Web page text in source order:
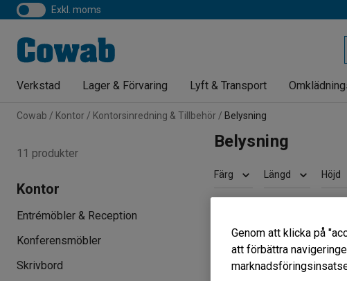
exkl. moms
Verkstad Lager & Förvaring Lyft & Transport
Cowab Kontor Kontorsinredning & Tillbehör Belysning
Belysning
Färg Längd Höjd
11 produkter
Kontor
Entrémöbler & Reception
Konferensmöbler
Skrivbord
Genom att klicka på
att förbättra